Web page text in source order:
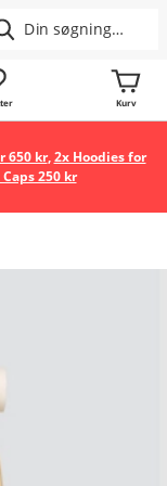
Kurv
650 kr,2x Hoodies for
250 kr